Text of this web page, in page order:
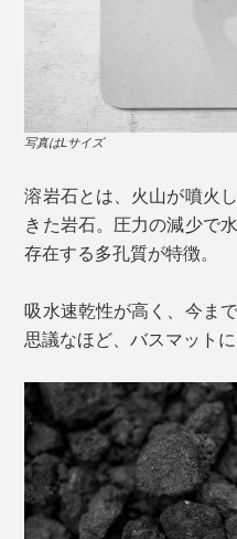
写真はLサイズ
溶岩石とは、火山が噴火
きた岩石。圧力の減少で
存在する多孔質が特徴。
吸水速乾性が高く、今ま
思議なほど、バスマット